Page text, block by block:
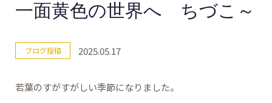
一面黄色の世界へ ちづこ～
ブログ投稿 2025.05.17
若葉のすがすがしい季節になりました。